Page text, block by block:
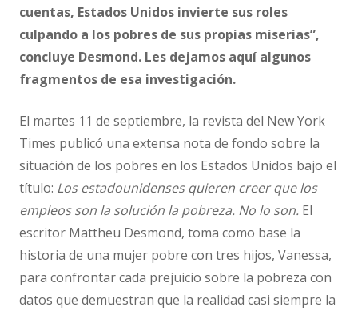
cuentas, Estados Unidos invierte sus roles
culpando a los pobres de sus propias miserias”,
concluye Desmond. Les dejamos aquí algunos
fragmentos de esa investigación.
El martes 11 de septiembre, la revista del New York
Times publicó una extensa nota de fondo sobre la
situación de los pobres en los Estados Unidos bajo el
título: Los estadounidenses quieren creer que los
empleos son la solución la pobreza. No lo son. El
escritor Mattheu Desmond, toma como base la
historia de una mujer pobre con tres hijos, Vanessa,
para confrontar cada prejuicio sobre la pobreza con
datos que demuestran que la realidad casi siempre la